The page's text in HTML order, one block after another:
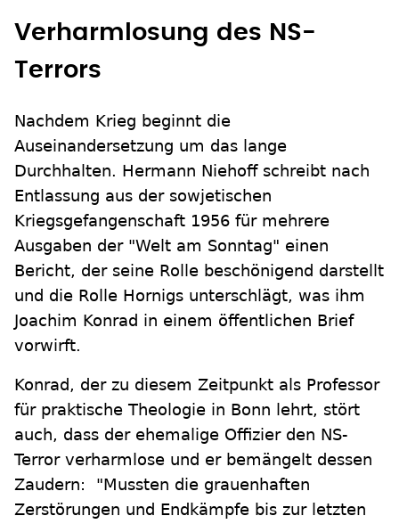
Verharmlosung des NS-
Terrors
Nachdem Krieg beginnt die
Auseinandersetzung um das lange
Durchhalten. Hermann Niehoff schreibt nach
Entlassung aus der sowjetischen
Kriegsgefangenschaft 1956 für mehrere
Ausgaben der "Welt am Sonntag" einen
Bericht, der seine Rolle beschönigend darstellt
und die Rolle Hornigs unterschlägt, was ihm
Joachim Konrad in einem öffentlichen Brief
vorwirft.
Konrad, der zu diesem Zeitpunkt als Professor
für praktische Theologie in Bonn lehrt, stört
auch, dass der ehemalige Offizier den NS-
Terror verharmlose und er bemängelt dessen
Zaudern: "Mussten die grauenhaften
Zerstörungen und Endkämpfe bis zur letzten